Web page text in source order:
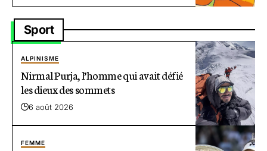
Sport
ALPINISME
Nirmal Purja, l’homme qui avait défié
les dieux des sommets
6 août 2026
FEMME